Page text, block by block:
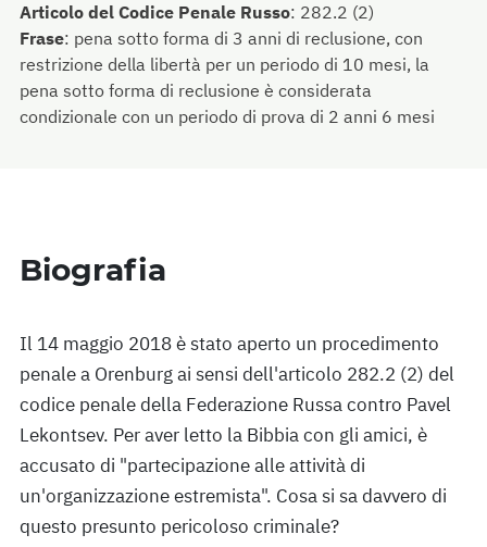
Articolo del Codice Penale Russo: 282.2 (2)
Frase: pena sotto forma di 3 anni di reclusione, con
restrizione della libertà per un periodo di 10 mesi, la
pena sotto forma di reclusione è considerata
condizionale con un periodo di prova di 2 anni 6 mesi
Biografia
Il 14 maggio 2018 è stato aperto un procedimento
penale a Orenburg ai sensi dell'articolo 282.2 (2) del
codice penale della Federazione Russa contro Pavel
Lekontsev. Per aver letto la Bibbia con gli amici, è
accusato di "partecipazione alle attività di
un'organizzazione estremista". Cosa si sa davvero di
questo presunto pericoloso criminale?